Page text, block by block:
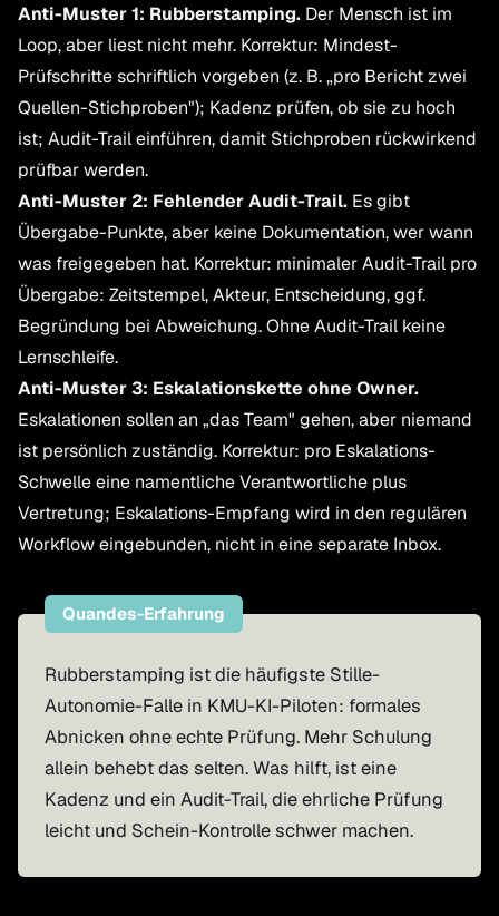
Anti-Muster 1: Rubberstamping. Der Mensch ist im
Loop, aber liest nicht mehr. Korrektur: Mindest-
Prüfschritte schriftlich vorgeben (z. B. „pro Bericht zwei
Quellen-Stichproben"); Kadenz prüfen, ob sie zu hoch
ist; Audit-Trail einführen, damit Stichproben rückwirkend
prüfbar werden.
Anti-Muster 2: Fehlender Audit-Trail. Es gibt
Übergabe-Punkte, aber keine Dokumentation, wer wann
was freigegeben hat. Korrektur: minimaler Audit-Trail pro
Übergabe: Zeitstempel, Akteur, Entscheidung, ggf.
Begründung bei Abweichung. Ohne Audit-Trail keine
Lernschleife.
Anti-Muster 3: Eskalationskette ohne Owner.
Eskalationen sollen an „das Team" gehen, aber niemand
ist persönlich zuständig. Korrektur: pro Eskalations-
Schwelle eine namentliche Verantwortliche plus
Vertretung; Eskalations-Empfang wird in den regulären
Workflow eingebunden, nicht in eine separate Inbox.
Quandes-Erfahrung
Rubberstamping ist die häufigste Stille-
Autonomie-Falle in KMU-KI-Piloten: formales
Abnicken ohne echte Prüfung. Mehr Schulung
allein behebt das selten. Was hilft, ist eine
Kadenz und ein Audit-Trail, die ehrliche Prüfung
leicht und Schein-Kontrolle schwer machen.